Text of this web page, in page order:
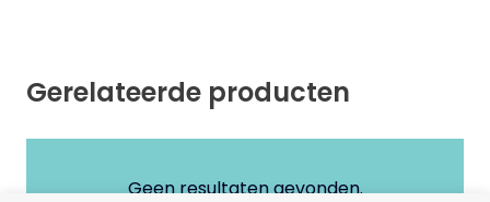
Gerelateerde producten
Geen resultaten gevonden.